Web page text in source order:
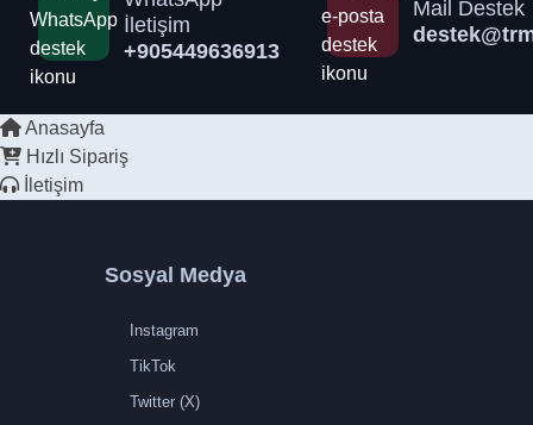
İletişim
+905449636913
Mail Destek
Anasayfa
Hızlı Sipariş
İletişim
Sosyal Medya
Instagram
TikTok
Twitter (X)